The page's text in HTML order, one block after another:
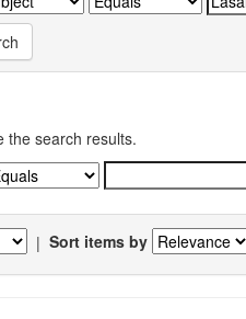
the search results.
| Sort items by